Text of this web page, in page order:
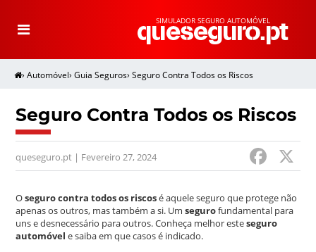
SIMULADOR SEGURO AUTOMÓVEL
T
o
l
n
g
a
t
i
o
› Automóvel› Guia Seguros› Seguro Contra Todos os Riscos
Seguro Contra Todos os Riscos
queseguro.pt | Fevereiro 27, 2024
Oseguro contra todos os riscosé aquele seguro que protege não
apenas os outros, mas também a si. Umsegurofundamental para
uns e desnecessário para outros. Conheça melhor esteseguro
automóvel e saiba em que casos é indicado.
F
a
c
e